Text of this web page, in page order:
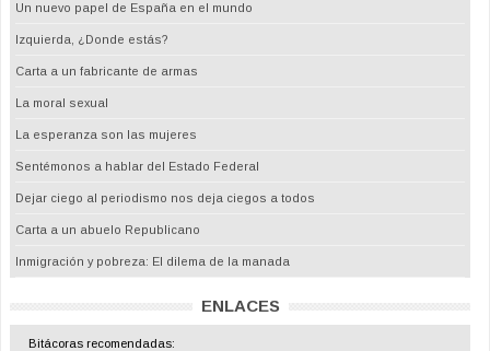
Un nuevo papel de España en el mundo
Izquierda, ¿Donde estás?
Carta a un fabricante de armas
La moral sexual
La esperanza son las mujeres
Sentémonos a hablar del Estado Federal
Dejar ciego al periodismo nos deja ciegos a todos
Carta a un abuelo Republicano
Inmigración y pobreza: El dilema de la manada
ENLACES
Bitácoras recomendadas: